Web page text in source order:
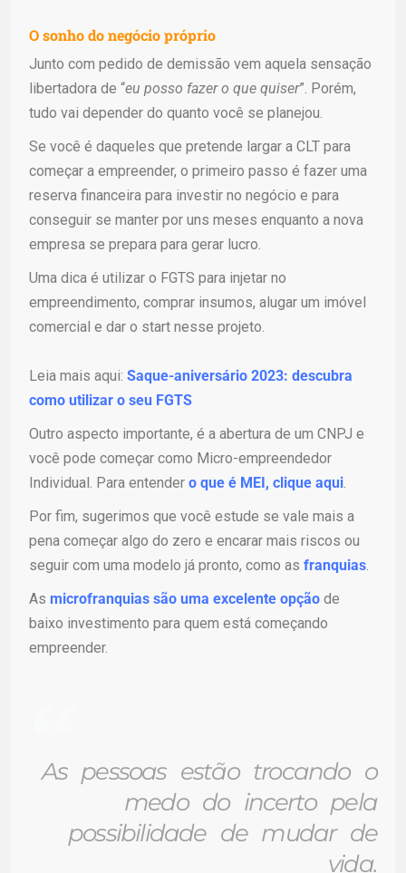
O sonho do negócio próprio
Junto com pedido de demissão vem aquela sensação
libertadora de “eu posso fazer o que quiser”. Porém,
tudo vai depender do quanto você se planejou.
Se você é daqueles que pretende largar a CLT para
começar a empreender, o primeiro passo é fazer uma
reserva financeira para investir no negócio e para
conseguir se manter por uns meses enquanto a nova
empresa se prepara para gerar lucro.
Uma dica é utilizar o FGTS para injetar no
empreendimento, comprar insumos, alugar um imóvel
comercial e dar o start nesse projeto.
Leia mais aqui: Saque-aniversário 2023: descubra
como utilizar o seu FGTS
Outro aspecto importante, é a abertura de um CNPJ e
você pode começar como Micro-empreendedor
Individual. Para entender o que é MEI, clique aqui
Por fim, sugerimos que você estude se vale mais a
pena começar algo do zero e encarar mais riscos ou
seguir com uma modelo já pronto, como as franquias
As microfranquias são uma excelente opção de
baixo investimento para quem está começando
empreender.
As pessoas estão trocando o
medo do incerto pela
possibilidade de mudar de
vida.